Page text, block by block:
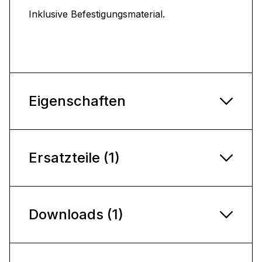
Inklusive Befestigungsmaterial.
Eigenschaften
Ersatzteile (1)
Downloads (1)